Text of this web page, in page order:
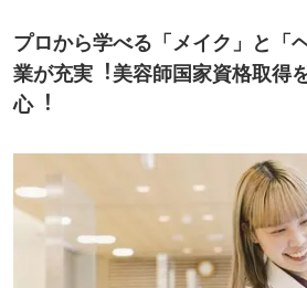
プロから学べる「メイク」と「
業が充実︕美容師国家資格取得
⼼︕